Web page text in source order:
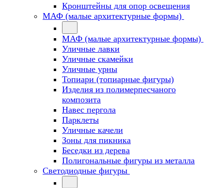
Кронштейны для опор освещения
МАФ (малые архитектурные формы)
МАФ (малые архитектурные формы)
Уличные лавки
Уличные скамейки
Уличные урны
Топиари (топиарные фигуры)
Изделия из полимерпесчаного
композита
Навес пергола
Парклеты
Уличные качели
Зоны для пикника
Беседки из дерева
Полигональные фигуры из металла
Светодиодные фигуры